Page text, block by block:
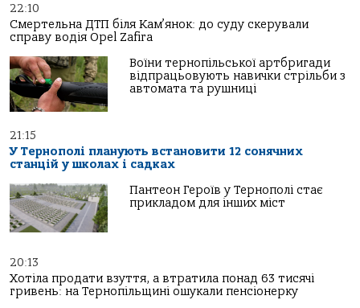
22:10
Смертельна ДТП біля Кам’янок: до суду скерували
справу водія Opel Zafira
Воїни тернопільської артбригади
відпрацьовують навички стрільби з
автомата та рушниці
21:15
У Тернополі планують встановити 12 сонячних
станцій у школах і садках
Пантеон Героїв у Тернополі стає
прикладом для інших міст
20:13
Хотіла продати взуття, а втратила понад 63 тисячі
гривень: на Тернопільщині ошукали пенсіонерку